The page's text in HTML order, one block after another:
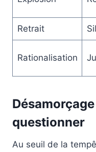
Retrait
Rationalisation
questionner
Au seuil de la